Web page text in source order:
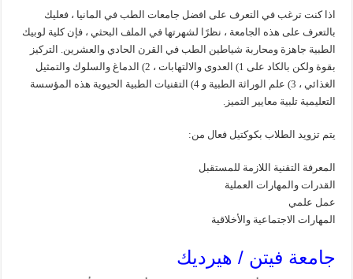
اذا كنت ترغب في التعرف على افضل جامعات الطب في المانيا ، فعليك
بالتعرف على هذه الجامعة ، نظرًا لشهرتها في الملف البحثي ، فإن كلية لوبيك
الطبية جاهزة ومحاربة شياطين الطب في القرن الحادي والعشرين. التركيز
بقوة ولكن بالكاد على 1) العدوى والالتهابات ، 2) الدماغ والسلوك والتمثيل
الغذائي ، 3) علم الوراثة الطبية و 4) التقنيات الطبية الحيوية هذه المؤسسة
التعليمية تلبية معايير التميز.
يتم تزويد الطلاب بكوكتيل فعال من:
المعرفة التقنية اللازمة للمستقبل
القدرات والمهارات العملية
عمل علمي
المهارات الاجتماعية والأخلاقية
جامعة فيتن / هيرديك